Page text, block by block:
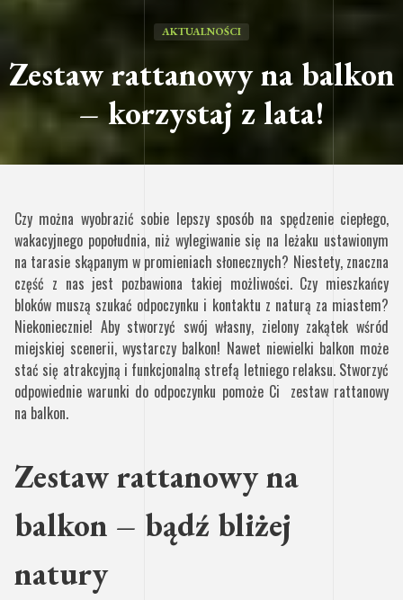
AKTUALNOŚCI
Zestaw rattanowy na balkon
– korzystaj z lata!
Czy można wyobrazić sobie lepszy sposób na spędzenie ciepłego,
wakacyjnego popołudnia, niż wylegiwanie się na leżaku ustawionym
na tarasie skąpanym w promieniach słonecznych? Niestety, znaczna
część z nas jest pozbawiona takiej możliwości. Czy mieszkańcy
bloków muszą szukać odpoczynku i kontaktu z naturą za miastem?
Niekoniecznie! Aby stworzyć swój własny, zielony zakątek wśród
miejskiej scenerii, wystarczy balkon! Nawet niewielki balkon może
stać się atrakcyjną i funkcjonalną strefą letniego relaksu. Stworzyć
odpowiednie warunki do odpoczynku pomoże Ci zestaw rattanowy
na balkon.
Zestaw rattanowy na
balkon – bądź bliżej
natury